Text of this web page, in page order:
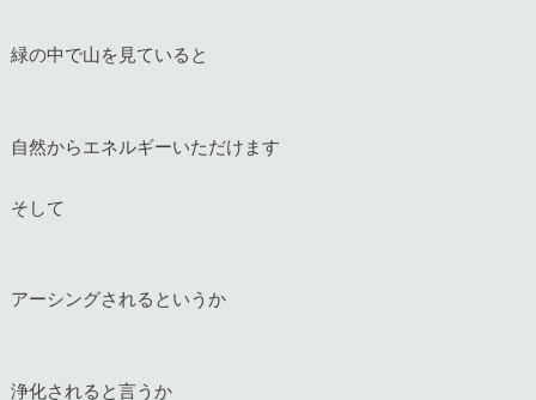
緑の中で山を見ていると
自然からエネルギーいただけます
そして
アーシングされるというか
浄化されると言うか